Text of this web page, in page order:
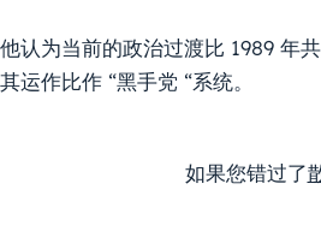
他认为当前的政治过渡比 1989 年
其运作比作 “黑手党 “系统。
如果您错过了